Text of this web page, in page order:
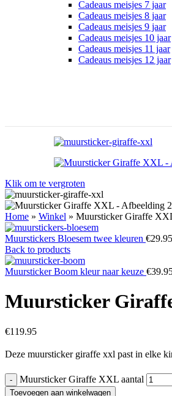
Cadeaus meisjes 7 jaar
Cadeaus meisjes 8 jaar
Cadeaus meisjes 9 jaar
Cadeaus meisjes 10 jaar
Cadeaus meisjes 11 jaar
Cadeaus meisjes 12 jaar
Klik om te vergroten
Home » Winkel » Muursticker Giraffe
Muurstickers Bloesem twee kleuren €29.95
Back to products
Muursticker Boom kleur naar keuze €
Muursticker
€119.95
Deze muursticker giraffe xxl past in elke
Muursticker Giraffe XXL aantal
Toevoegen aan winkelwagen